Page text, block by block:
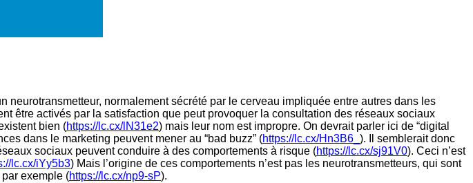
neurotransmetteur, normalement sécrété par le cerveau impliquée entre autres dans les
être activés par la satisfaction que peut provoquer la consultation des réseaux sociaux
bien (https://lc.cx/lN31e2) mais leur nom est impropre. On devrait parler ici de “digital
dans le marketing peuvent mener au “bad buzz” (https://lc.cx/Hn3B6_ ). Il semblerait donc
sociaux peuvent conduire à des comportements à risque (https://lc.cx/sj91V0). Ceci n’est
lc.cx/iYy5b3) Mais l’origine de ces comportements n’est pas les neurotransmetteurs, qui sont
exemple (https://lc.cx/np9-sP).